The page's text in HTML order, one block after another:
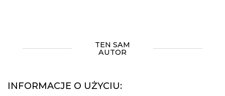
TEN SAM
AUTOR
INFORMACJE O UŻYCIU: